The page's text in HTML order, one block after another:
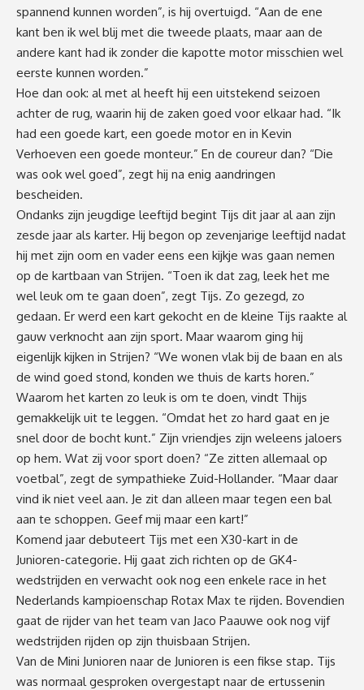
spannend kunnen worden”, is hij overtuigd. “Aan de ene
kant ben ik wel blij met die tweede plaats, maar aan de
andere kant had ik zonder die kapotte motor misschien wel
eerste kunnen worden.”
Hoe dan ook: al met al heeft hij een uitstekend seizoen
achter de rug, waarin hij de zaken goed voor elkaar had. “Ik
had een goede kart, een goede motor en in Kevin
Verhoeven een goede monteur.” En de coureur dan? “Die
was ook wel goed”, zegt hij na enig aandringen
bescheiden.
Ondanks zijn jeugdige leeftijd begint Tijs dit jaar al aan zijn
zesde jaar als karter. Hij begon op zevenjarige leeftijd nadat
hij met zijn oom en vader eens een kijkje was gaan nemen
op de kartbaan van Strijen. “Toen ik dat zag, leek het me
wel leuk om te gaan doen”, zegt Tijs. Zo gezegd, zo
gedaan. Er werd een kart gekocht en de kleine Tijs raakte al
gauw verknocht aan zijn sport. Maar waarom ging hij
eigenlijk kijken in Strijen? “We wonen vlak bij de baan en als
de wind goed stond, konden we thuis de karts horen.”
Waarom het karten zo leuk is om te doen, vindt Thijs
gemakkelijk uit te leggen. “Omdat het zo hard gaat en je
snel door de bocht kunt.” Zijn vriendjes zijn weleens jaloers
op hem. Wat zij voor sport doen? “Ze zitten allemaal op
voetbal”, zegt de sympathieke Zuid-Hollander. “Maar daar
vind ik niet veel aan. Je zit dan alleen maar tegen een bal
aan te schoppen. Geef mij maar een kart!”
Komend jaar debuteert Tijs met een X30-kart in de
Junioren-categorie. Hij gaat zich richten op de GK4-
wedstrijden en verwacht ook nog een enkele race in het
Nederlands kampioenschap Rotax Max te rijden. Bovendien
gaat de rijder van het team van Jaco Paauwe ook nog vijf
wedstrijden rijden op zijn thuisbaan Strijen.
Van de Mini Junioren naar de Junioren is een fikse stap. Tijs
was normaal gesproken overgestapt naar de ertussenin